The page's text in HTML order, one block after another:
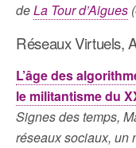
deLa Tour d’Aigues
Réseaux Virtuels,
L’âge des
le militantisme du
Signes des temps,
réseaux sociaux, un